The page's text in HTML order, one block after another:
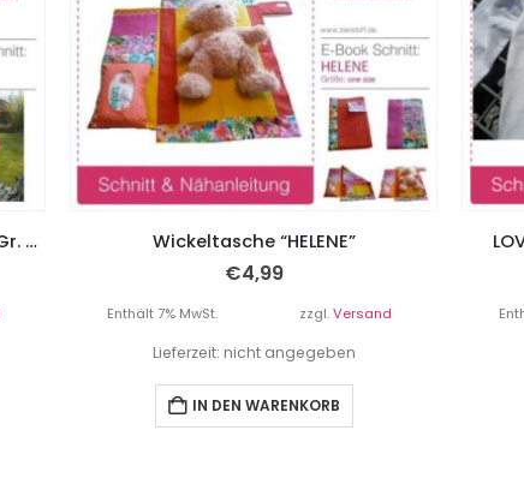
Kittelkleid / Schürzenkleid “BETTY”, Gr. 62 – 104 Wickeltasche “HELENE”
€4,99
Enthält 7% MwSt. zzgl.Versand
Lieferzeit: nicht angegeben
IN DEN WARENKORB